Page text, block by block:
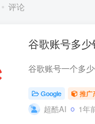
评论
谷歌账号多
Google 推广
超酷AI 1年